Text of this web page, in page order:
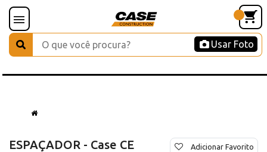
Usar Foto
ESPAÇADOR - Case CE Adicionar Favorito